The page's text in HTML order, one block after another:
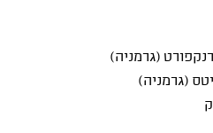
(גרמניה)
(גרמניה)